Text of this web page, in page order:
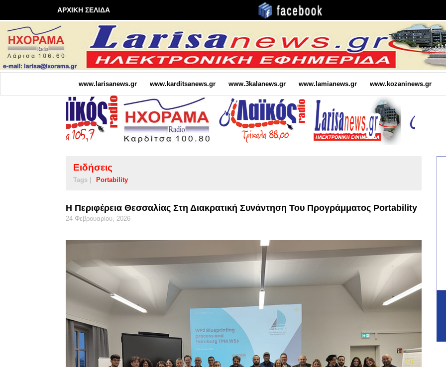
ΑΡΧΙΚΗ ΣΕΛΙΔΑ
www.larisanews.gr www.karditsanews.gr www.3kalanews.gr www.lamianews.gr www.kozaninews.gr
Ειδήσεις
Tags | Portability
Η Περιφέρεια Θεσσαλίας Στη Διακρατική Συνάντηση Του Προγράμματος Portability
24 Φεβρουαρίου, 2026